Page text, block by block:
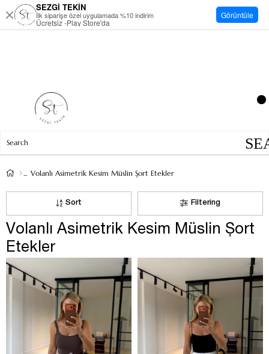
Volanlı Asimetrik Kesim Müslin Şort Etekler
Filtering
Sort
Volanlı Asimetrik Kesim Müslin Şort
Etekler
SEZGİ TEKİN
İlk siparişe özel uygulamada %10 indirim
Ücretsiz -Play Store'da
Görüntüle